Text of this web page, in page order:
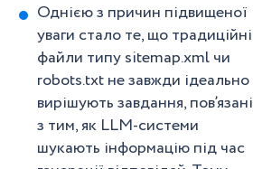
Однією з причин підвищеної
уваги стало те, що традиційні
файли типу sitemap.xml чи
robots.txt не завжди ідеально
вирішують завдання, пов’язані
з тим, як LLM-системи
шукають інформацію під час